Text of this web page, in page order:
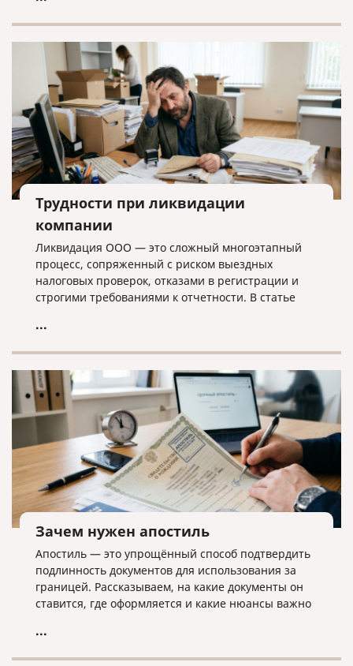
Трудности при ликвидации
компании
Ликвидация ООО — это сложный многоэтапный
процесс, сопряженный с риском выездных
налоговых проверок, отказами в регистрации и
строгими требованиями к отчетности. В статье
бизнеса, критерии упрощенной процедуры и
...
Зачем нужен апостиль
Апостиль — это упрощённый способ подтвердить
подлинность документов для использования за
границей. Рассказываем, на какие документы он
ставится, где оформляется и какие нюансы важно
...